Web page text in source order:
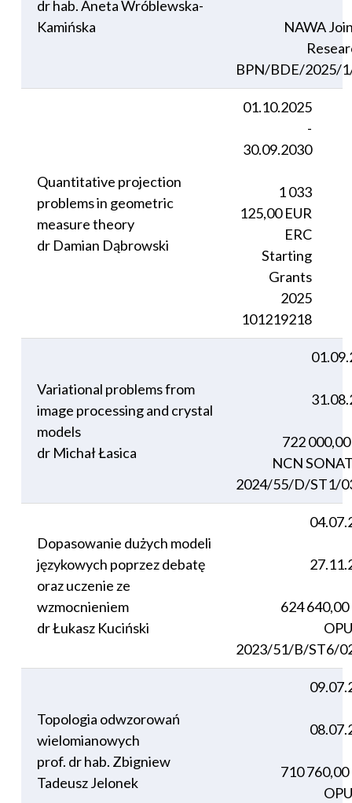
dr hab. Aneta Wróblewska-
Kamińska
NAWA
BPN/BDE/2025/
Quantitative projection
problems in geometric
measure theory
dr Damian Dąbrowski
01.10.2025
-
30.09.2030
1 033
125,00 EUR
ERC
Starting
Grants
2025
101219218
Variational problems from
image processing and crystal
models
dr Michał Łasica
722
NCN
2024/55/D/ST1/
Dopasowanie dużych modeli
językowych poprzez debatę
oraz uczenie ze
wzmocnieniem
dr Łukasz Kuciński
624
2023/51/B/ST6/
Topologia odwzorowań
wielomianowych
prof. dr hab. Zbigniew
Tadeusz Jelonek
710